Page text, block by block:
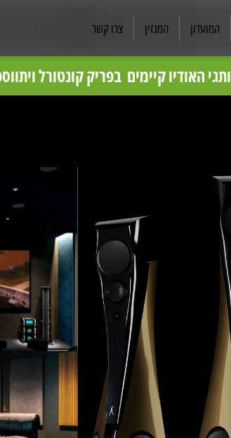
המועדון המגזין צרו קשר
פריק קונטרול
האודיו קיימים בפריק קונטורל
מומלצים, לקבלת מחיר תחרותי וייעוץ
בס״ד